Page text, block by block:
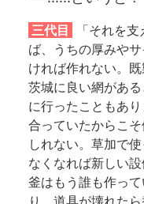
三代目
「それを
ば、うちの厚みや
ければ作れない。
茨城に良い網があ
に行ったこともあ
合っていたからこ
しれない。草加で
なくなれば新しい
釜はもう誰も作っ
り、道具が壊れた